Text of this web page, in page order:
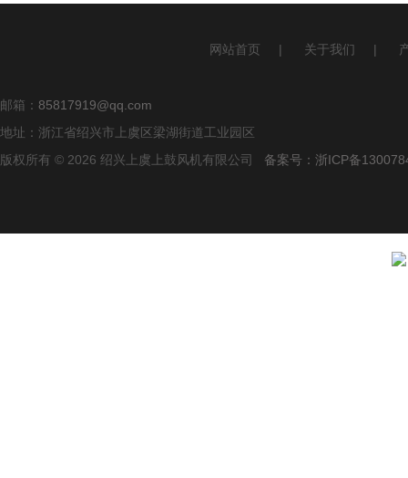
网站首页 | 关于我们 |
邮箱： 85817919@qq.com
地址：浙江省绍兴市上虞区梁湖街道工业园区
版权所有 © 2026 绍兴上虞上鼓风机有限公司 备案号：浙ICP备